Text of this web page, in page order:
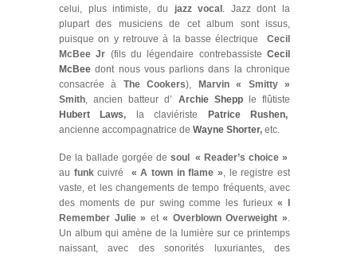
celui, plus intimiste, du
jazz vocal . Jazz dont la
plupart des musiciens de cet album sont issus,
puisque on y retrouve à la basse électrique Cecil
McBee Jr (fils du légendaire contrebassisteCecil
McBee dont nous vous parlions dans la chronique
consacrée à The Cookers),
Marvin « Smitty »
Smith, ancien batteur d’ Archie Shepple flûtiste
Hubert Laws, la claviériste Patrice Rushen,
ancienne accompagnatrice de Wayne Shorter, etc.
De la ballade gorgée de soul
« Reader’s choice »
au funkcuivré « A town in flame », le registre est
vaste, et les changements de tempo fréquents, avec
des moments de pur swing comme les furieux« I
Remember Julie » et« Overblown Overweight ».
Un album qui amène de la lumière sur ce printemps
naissant, avec des sonorités luxuriantes, des